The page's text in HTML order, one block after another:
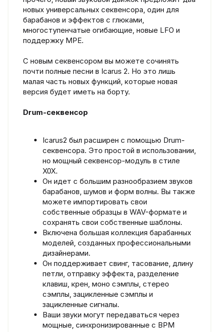
новых универсальных секвенсора, один для
барабанов и эффектов с глюками,
многоступенчатые огибающие, новые LFO и
поддержку MPE.
С новым секвенсором вы можете сочинять
почти полные песни в Icarus 2. Но это лишь
малая часть новых функций, которые новая
версия будет иметь на борту.
Drum-секвенсор
Icarus2 был расширен с помощью Drum-
секвенсора. Это простой в использовании,
но мощный секвенсор-модуль в стиле
X0X.
Он идет с большим разнообразием звуков
барабанов, шумов и форм волны. Вы также
можете импортировать свои
собственные образцы в WAV-формате и
сохранять свои собственные шаблоны.
Включена большая коллекция барабанных
моделей, созданных профессиональными
дизайнерами.
Он поддерживает свинг, тасование, длину
петли, отправку эффекта, разделение
клавиш, крен, моно сэмплы, стерео
сэмплы, зацикленные сэмплы и
зацикленные сигналы.
Ваши звуки могут передаваться через
мощные, синхронизированные с BPM